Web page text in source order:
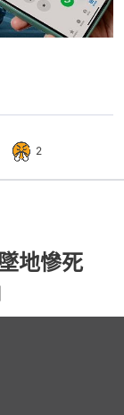
2
地慘死